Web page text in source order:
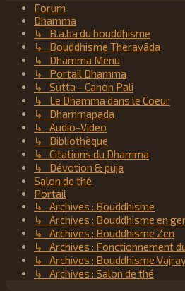
Forum
Dhamma
↳ B.a.ba du bouddhisme
↳ Bouddhisme Theravāda
↳ Dhamma Menu
↳ Portail Dhamma
↳ Sutta - Canon Pali
↳ Le Dhamma dans le Coeur
↳ Dhammapada
↳ Audio-Video
↳ Bibliothèque
↳ Citations du Dhamma
↳ Dévotion & puja
Salon de thé
Portail
↳ Archives : Bouddhisme
↳ Archives : Bouddhisme en
↳ Archives : Bouddhisme Zen
↳ Archives : Fonctionnement
↳ Archives : Bouddhisme
↳ Archives : Salon de thé